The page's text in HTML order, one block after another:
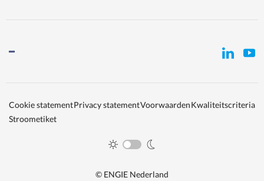
Cookie statementPrivacy statementVoorwaardenKwaliteitscriteria
Stroometiket
© ENGIE Nederland